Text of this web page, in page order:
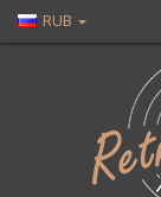
RUB